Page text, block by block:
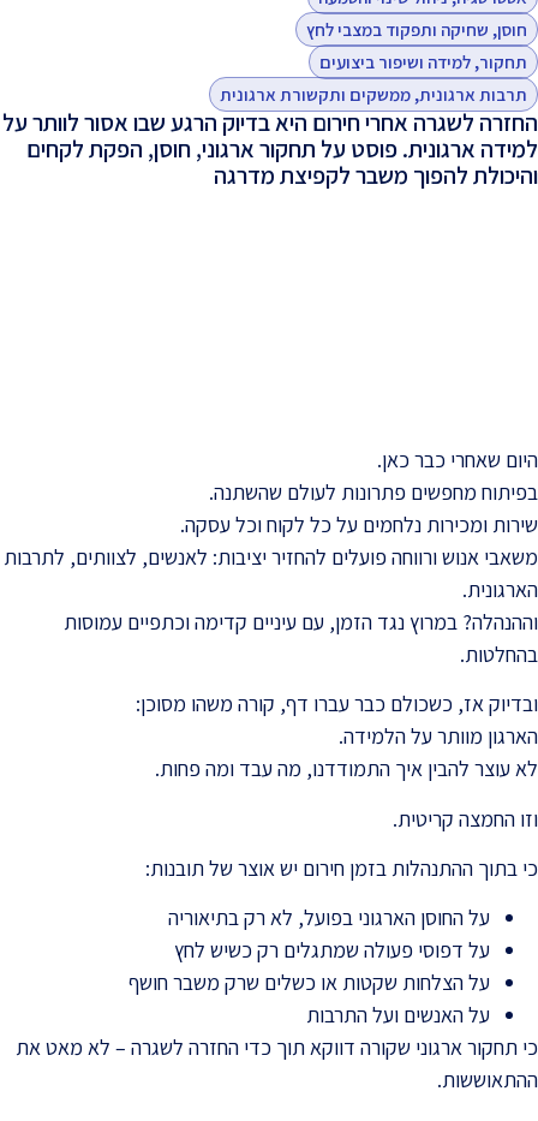
חוסן, שחיקה ותפקוד במצבי לחץ
תחקור, למידה ושיפור ביצועים
תרבות ארגונית, ממשקים ותקשורת ארגונית
החזרה לשגרה אחרי חירום היא בדיוק הרגע שבו אסור לוותר על
למידה ארגונית. פוסט על תחקור ארגוני, חוסן, הפקת לקחים
והיכולת להפוך משבר לקפיצת מדרגה
היום שאחרי כבר כאן.
בפיתוח מחפשים פתרונות לעולם שהשתנה.
שירות ומכירות נלחמים על כל לקוח וכל עסקה.
משאבי אנוש ורווחה פועלים להחזיר יציבות: לאנשים, לצוותים, לתרבות
הארגונית.
וההנהלה? במרוץ נגד הזמן, עם עיניים קדימה וכתפיים עמוסות
בהחלטות.
ובדיוק אז, כשכולם כבר עברו דף, קורה משהו מסוכן:
הארגון מוותר על הלמידה.
לא עוצר להבין איך התמודדנו, מה עבד ומה פחות.
וזו החמצה קריטית.
כי בתוך ההתנהלות בזמן חירום יש אוצר של תובנות:
על החוסן הארגוני בפועל, לא רק בתיאוריה
על דפוסי פעולה שמתגלים רק כשיש לחץ
על הצלחות שקטות או כשלים שרק משבר חושף
על האנשים ועל התרבות
כי תחקור ארגוני שקורה דווקא תוך כדי החזרה לשגרה – לא מאט את
ההתאוששות.